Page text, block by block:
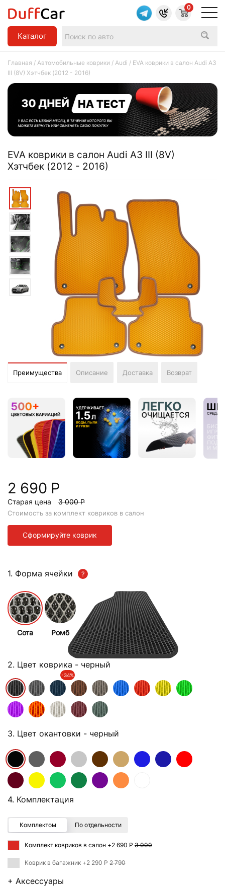
Каталог
0
Главная / Автомобильные коврики / Audi / EVA коврики в салон Audi A3
III (8V) Хэтчбек (2012 - 2016)
EVA коврики в салон Audi A3 III (8V)
Хэтчбек (2012 - 2016)
Преимущества Описание Доставка Возврат
2 690 Р
Старая цена 3 000 Р
Стоимость за комплект ковриков в салон
Сформируйте коврик
1. Форма ячейки
Сота Ромб
2. Цвет коврика - черный
-34%
3. Цвет окантовки - черный
4. Комплектация
Комплектом По отдельности
Комплект ковриков в салон +2 690 Р 3 000
Коврик в багажник +2 290 Р 2 790
+ Аксессуары